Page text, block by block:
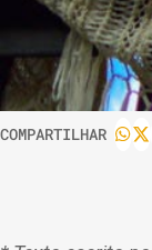
COMPARTILHAR